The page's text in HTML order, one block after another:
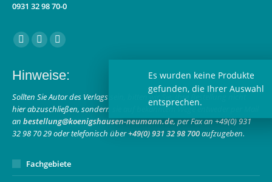
Es
0931 32 98 70-0
Finden Sie uns auf:
Facebook
opens
in
new
window
Instagram
opens
in
new
window
E-
page
opens
in
new
window
Hinweise:
Sollten Sie Autor des Verlags sein, bitten wir Sie, Ihre Bestellung nicht
hier abzuschließen, sondern sie auf bekanntem Wege entweder per Mail
an bestellung@koenigshausen-neumann.de, per Fax an +49(0) 931
32 98 70 29 oder telefonisch über+49(0) 931 32 98 700aufzugeben.
Fachgebiete